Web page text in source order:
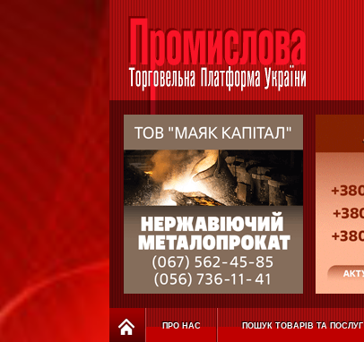
ПРО НАС ПОШУК ТОВАРІВ ТА ПОСЛУГ